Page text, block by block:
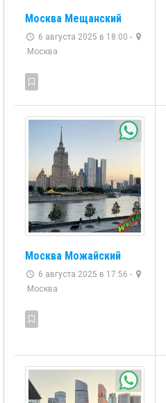
Москва Мещанский
6 августа 2025 в 18:00 -
Москва
Москва Можайский
6 августа 2025 в 17:56 -
Москва